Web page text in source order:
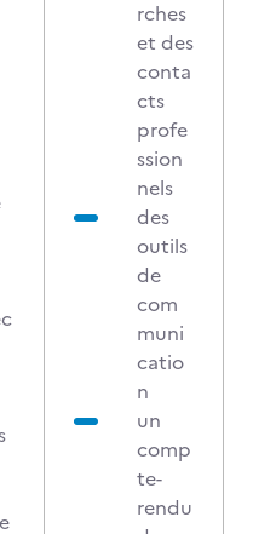
rches
et des
conta
cts
profe
ssion
nels
des
outils
de
com
muni
catio
n
un
comp
te-
rendu